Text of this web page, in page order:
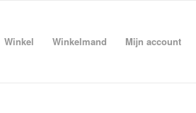
Winkel Winkelmand Mijn account